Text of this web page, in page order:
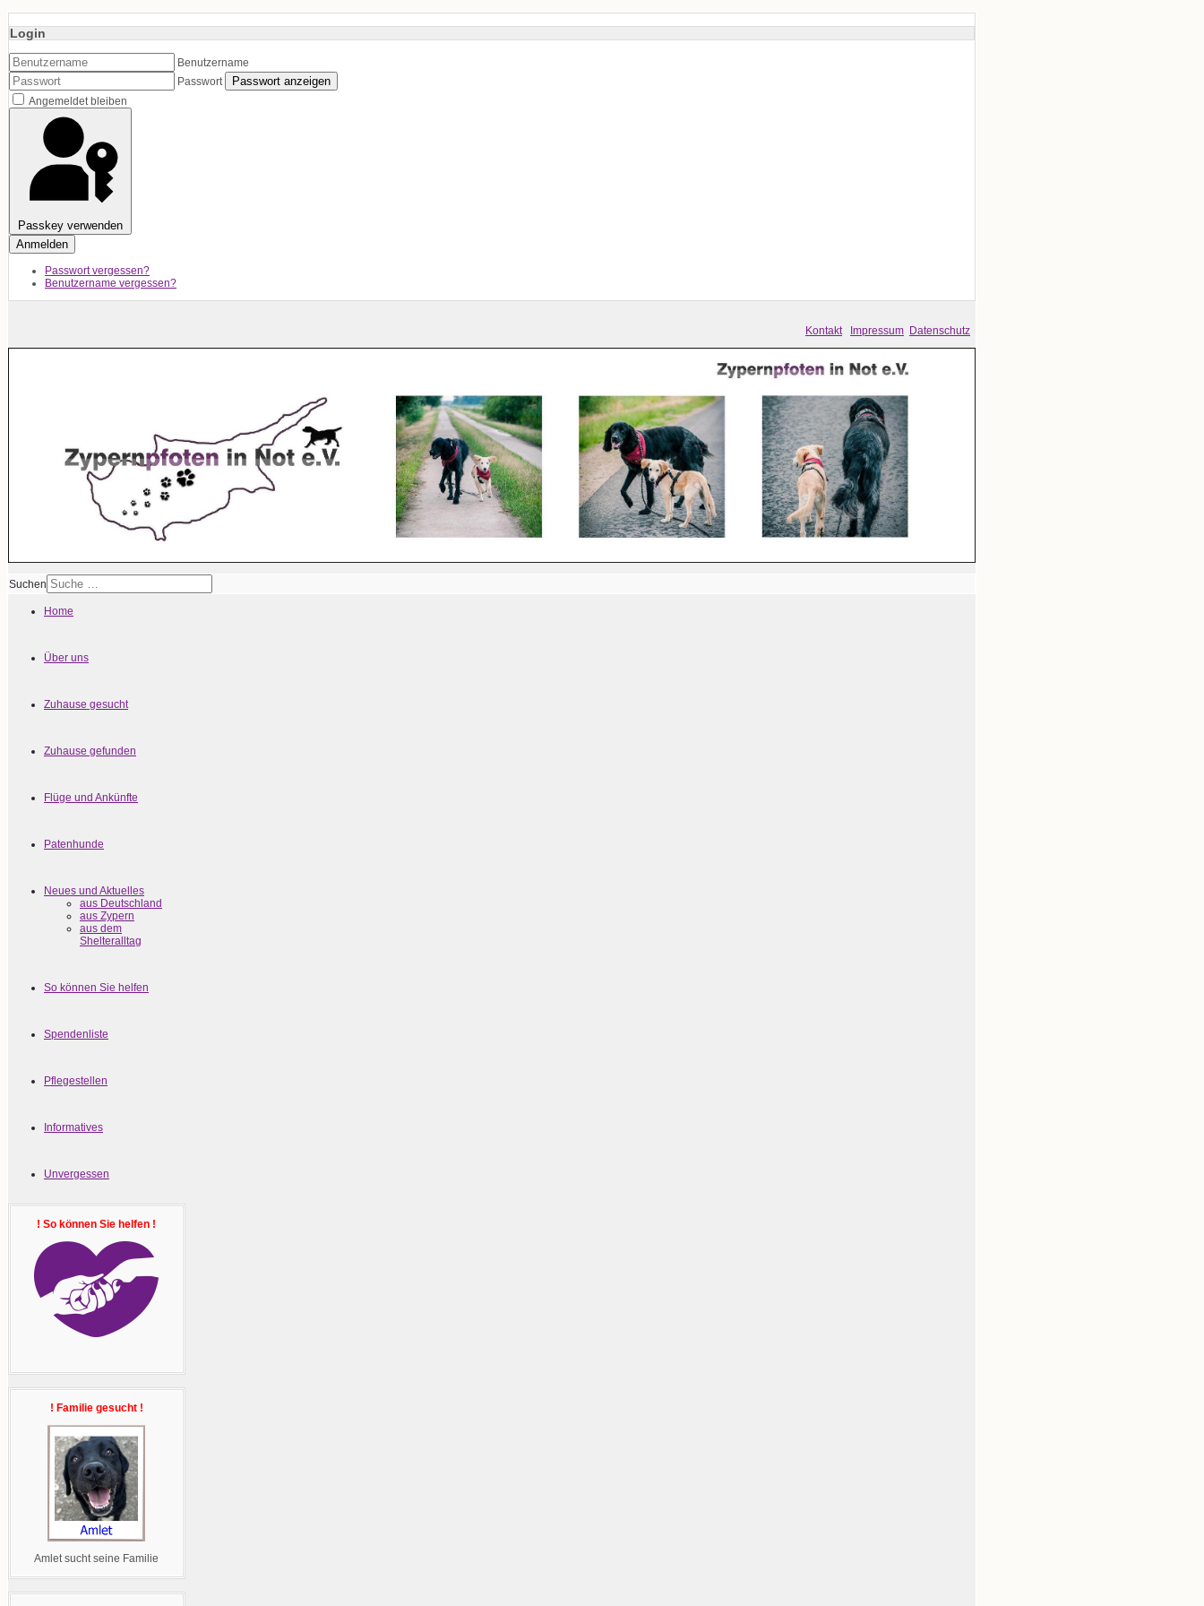
Login
Benutzername
Passwort
Passwort anzeigen
Angemeldet bleiben
Passkey verwenden
Anmelden
Passwort vergessen?
Benutzername vergessen?
Kontakt Impressum Datenschutz
Suchen
Home
Über uns
Zuhause gesucht
Zuhause gefunden
Flüge und Ankünfte
Patenhunde
Neues und Aktuelles
aus Deutschland
aus Zypern
aus dem
Shelteralltag
So können Sie helfen
Spendenliste
Pflegestellen
Informatives
Unvergessen
! So können Sie helfen !
! Familie gesucht !
Amlet sucht seine Familie